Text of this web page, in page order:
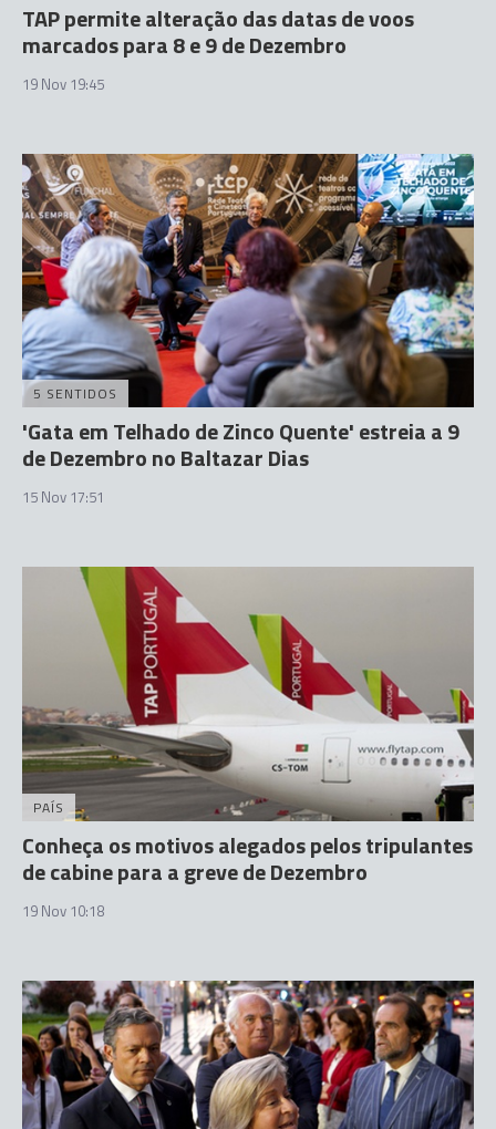
TAP permite alteração das datas de voos
marcados para 8 e 9 de Dezembro
19 Nov 19:45
5 SENTIDOS
'Gata em Telhado de Zinco Quente' estreia a 9
de Dezembro no Baltazar Dias
15 Nov 17:51
PAÍS
Conheça os motivos alegados pelos tripulantes
de cabine para a greve de Dezembro
19 Nov 10:18